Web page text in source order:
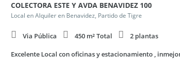
COLECTORA ESTE Y AVDA BENAVIDEZ 100
Local en Alquiler en Benavidez, Partido de Tigre
Via Pública 450 m² Total 2 plantas
Excelente Local con oficinas y estacionamiento ,